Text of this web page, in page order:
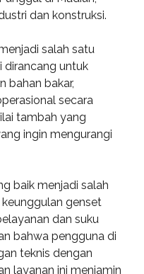
dan konstruksi.
salah satu
dirancang untuk
bahan bakar,
secara
tambah yang
ingin mengurangi
baik menjadi salah
genset
dan suku
bahwa pengguna di
teknis dengan
layanan ini menjamin